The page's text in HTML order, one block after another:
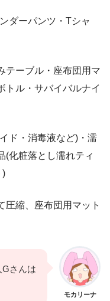
ダーパンツ・Tシャ
テーブル・座布団用マ
トル・サバイバルナイ
ド・消毒液など)・濡
(化粧落とし濡れティ
)
縮、座布団用マット
モカリーナ
Gさんは